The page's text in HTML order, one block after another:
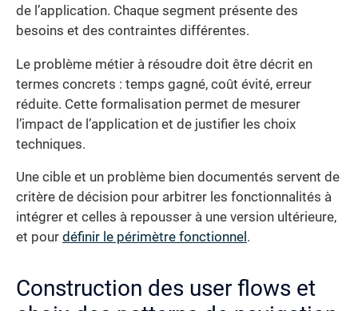
de l’application. Chaque segment présente des
besoins et des contraintes différentes.
Le problème métier à résoudre doit être décrit en
termes concrets : temps gagné, coût évité, erreur
réduite. Cette formalisation permet de mesurer
l’impact de l’application et de justifier les choix
techniques.
Une cible et un problème bien documentés servent de
critère de décision pour arbitrer les fonctionnalités à
intégrer et celles à repousser à une version ultérieure,
et pour définir le périmètre fonctionnel .
Construction des user flows et